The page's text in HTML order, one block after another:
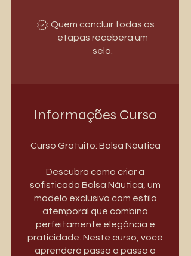
Quem concluir todas as
etapas receberá um
selo.
Informações Curso
Curso Gratuito: Bolsa Náutica
Descubra como criar a
sofisticada Bolsa Náutica, um
modelo exclusivo com estilo
atemporal que combina
perfeitamente elegância e
praticidade. Neste curso, você
aprenderá passo a passo a